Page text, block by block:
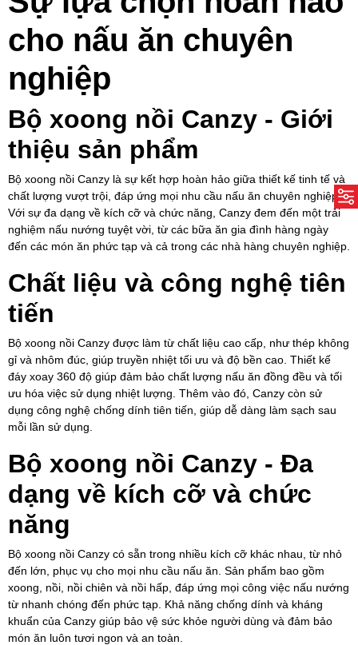
cho nấu ăn chuyên
nghiệp
Bộ xoong nồi Canzy - Giới
thiệu sản phẩm
Bộ xoong nồi Canzy là sự kết hợp hoàn hảo giữa thiết kế tinh tế và
chất lượng vượt trội, đáp ứng mọi nhu cầu nấu ăn chuyên nghiệp.
Với sự đa dạng về kích cỡ và chức năng, Canzy đem đến một trải
nghiệm nấu nướng tuyệt vời, từ các bữa ăn gia đình hàng ngày
đến các món ăn phức tạp và cả trong các nhà hàng chuyên nghiệp.
Chất liệu và công nghệ tiên
tiến
Bộ xoong nồi Canzy được làm từ chất liệu cao cấp, như thép không
gỉ và nhôm đúc, giúp truyền nhiệt tối ưu và độ bền cao. Thiết kế
đáy xoay 360 độ giúp đảm bảo chất lượng nấu ăn đồng đều và tối
ưu hóa việc sử dụng nhiệt lượng. Thêm vào đó, Canzy còn sử
dụng công nghệ chống dính tiên tiến, giúp dễ dàng làm sạch sau
mỗi lần sử dụng.
Bộ xoong nồi Canzy - Đa
dạng về kích cỡ và chức
năng
Bộ xoong nồi Canzy có sẵn trong nhiều kích cỡ khác nhau, từ nhỏ
đến lớn, phục vụ cho mọi nhu cầu nấu ăn. Sản phẩm bao gồm
xoong, nồi, nồi chiên và nồi hấp, đáp ứng mọi công việc nấu nướng
từ nhanh chóng đến phức tạp. Khả năng chống dính và kháng
khuẩn của Canzy giúp bảo vệ sức khỏe người dùng và đảm bảo
món ăn luôn tươi ngon và an toàn.